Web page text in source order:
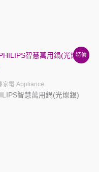
特價
家電 Appliance
智慧萬用鍋(光燦銀)